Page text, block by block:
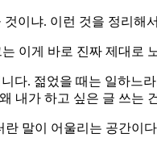
이냐. 이런 것을 정리해
이게 바로 진짜 제대로
. 젊었을 때는 일하느
내가 하고 싶은 글 쓰는
말이 어울리는 공간이